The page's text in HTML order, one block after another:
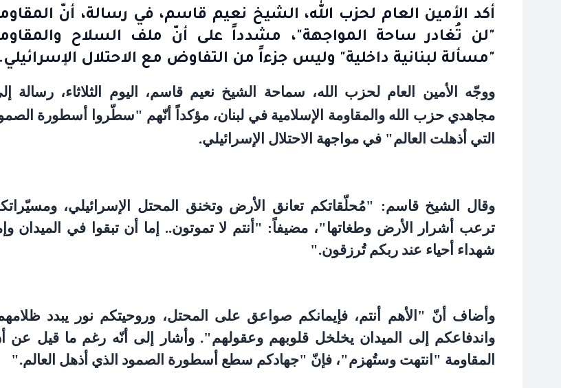
أكد الأمين العام لحزب الله، الشيخ نعيم قاسم، في رسالة، أنّ
"لن تُغادر ساحة المواجهة"، مشدداً على أنّ ملف السلاح
"مسألة لبنانية داخلية" وليس جزءاً من التفاوض مع الاحتلال الإسرائيلي.
ووجّه الأمين العام لحزب الله، سماحة الشيخ نعيم قاسم، اليوم الثلاثاء، رسالة
مجاهدي حزب الله والمقاومة الإسلامية في لبنان، مؤكداً أنّهم "سطّروا أسطورة
التي أذهلت العالم" في مواجهة الاحتلال الإسرائيلي.
وقال الشيخ قاسم: "مُحلّقاتكم تعانق الأرض وتخنق المحتل الإسرائيلي،
ترعب أشرار الأرض وطغاتها"، مضيفاً: "أنتم لا تموتون.. إما أن تبقوا في الميدان
شهداء أحياء عند ربكم تُرزقون".
وأضاف أنّ "الأهم أنتم، فإيمانكم صواعق على المحتل، وروحيتكم نور يبدد
واندفاعكم إلى الميدان يخلخل قلوبهم وعقولهم". وأشار إلى أنّه رغم ما قيل عن
المقاومة "انتهت وستُهزم"، فإنّ "جهادكم سطع أسطورة الصمود الذي أذهل العالم".